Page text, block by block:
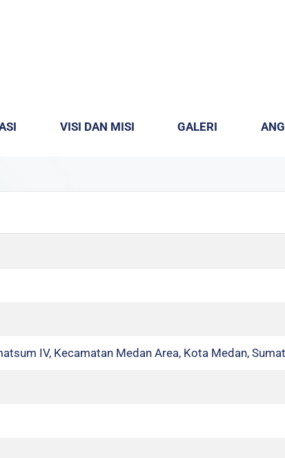
VISI DAN MISI GALERI
IV, Kecamatan Medan Area, Kota Medan,